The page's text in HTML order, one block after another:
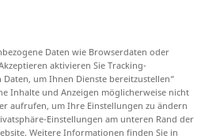
Daten wie Browserdaten oder
aktivieren Sie Tracking-
um Ihnen Dienste bereitzustellen“
Inhalte und Anzeigen möglicherweise nicht
aufrufen, um Ihre Einstellungen zu ändern
Einstellungen am unteren Rand der
Weitere Informationen finden Sie in